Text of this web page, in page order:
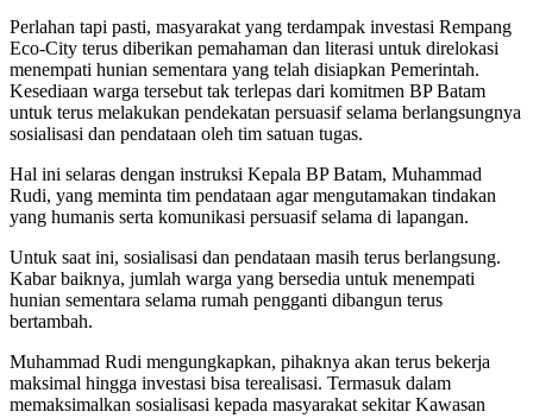
Perlahan tapi pasti, masyarakat yang terdampak investasi Rempang
Eco-City terus diberikan pemahaman dan literasi untuk direlokasi
menempati hunian sementara yang telah disiapkan Pemerintah.
Kesediaan warga tersebut tak terlepas dari komitmen BP Batam
untuk terus melakukan pendekatan persuasif selama berlangsungnya
sosialisasi dan pendataan oleh tim satuan tugas.
Hal ini selaras dengan instruksi Kepala BP Batam, Muhammad
Rudi, yang meminta tim pendataan agar mengutamakan tindakan
yang humanis serta komunikasi persuasif selama di lapangan.
Untuk saat ini, sosialisasi dan pendataan masih terus berlangsung.
Kabar baiknya, jumlah warga yang bersedia untuk menempati
hunian sementara selama rumah pengganti dibangun terus
bertambah.
Muhammad Rudi mengungkapkan, pihaknya akan terus bekerja
maksimal hingga investasi bisa terealisasi. Termasuk dalam
memaksimalkan sosialisasi kepada masyarakat sekitar Kawasan